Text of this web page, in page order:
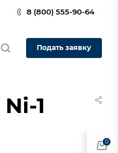
8 (800) 555-90-64
Подать заявку
1
0